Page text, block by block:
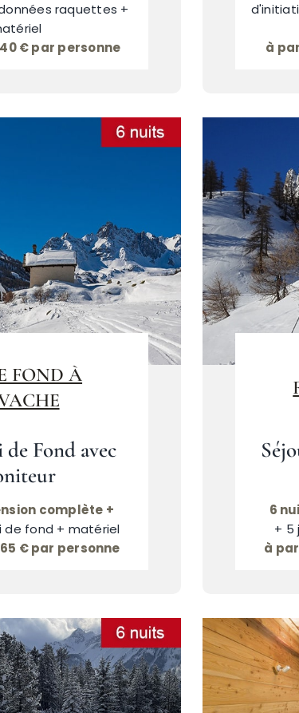
raquettes +
€ par personne
à
FOND À
Fond avec
complète +
de fond + matériel
€ par personne
6
+ 5
à